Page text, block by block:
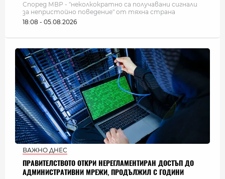
Според МВР - "неколкократно са получавани сигнали
за непристойно поведение" от тяхна страна
18:08 - 05.08.2026
ВАЖНО ДНЕС
ПРАВИТЕЛСТВОТО ОТКРИ НЕРЕГЛАМЕНТИРАН ДОСТЪП ДО
АДМИНИСТРАТИВНИ МРЕЖИ, ПРОДЪЛЖИЛ С ГОДИНИ